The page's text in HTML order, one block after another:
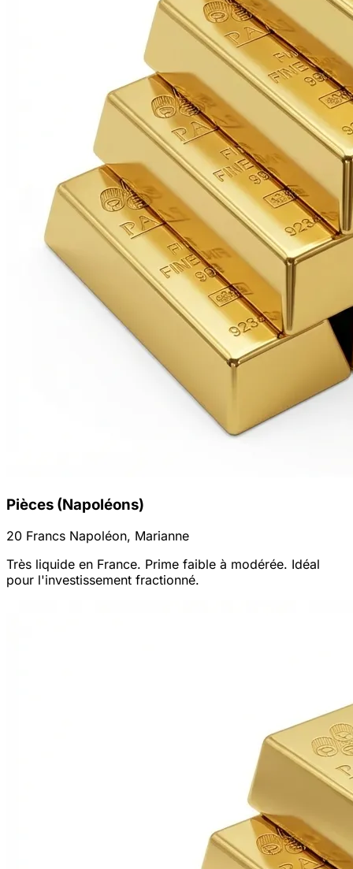
Pièces (Napoléons)
20 Francs Napoléon, Marianne
Très liquide en France. Prime faible à modérée. Idéal
pour l'investissement fractionné.